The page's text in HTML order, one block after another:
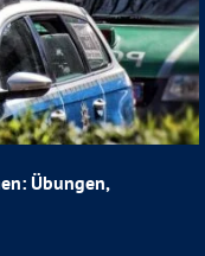
Übungen,